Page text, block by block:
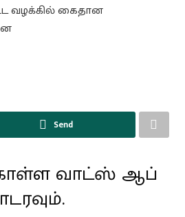
வழக்கில் கைதான
Send
வாட்ஸ் ஆப்